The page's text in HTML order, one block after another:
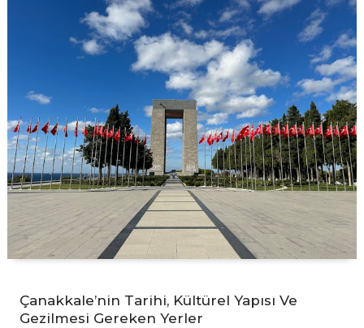
Çanakkale’nin Tarihi, Kültürel Yapısı Ve
Gezilmesi Gereken Yerler